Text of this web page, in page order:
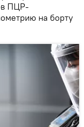
ПЦР-
на борту